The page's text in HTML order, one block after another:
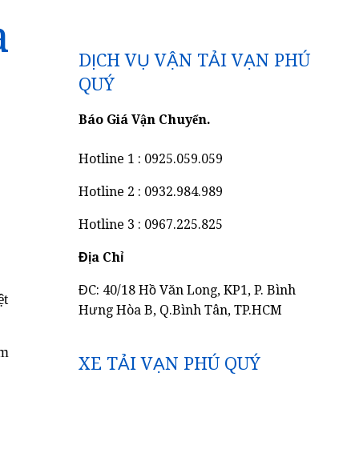
DỊCH VỤ VẬN TẢI VẠN PHÚ
QUÝ
Báo Giá Vận Chuyển.
Hotline 1 : 0925.059.059
Hotline 2 : 0932.984.989
Hotline 3 : 0967.225.825
Địa Chỉ
ĐC: 40/18 Hồ Văn Long, KP1, P. Bình
Hưng Hòa B, Q.Bình Tân, TP.HCM
XE TẢI VẠN PHÚ QUÝ